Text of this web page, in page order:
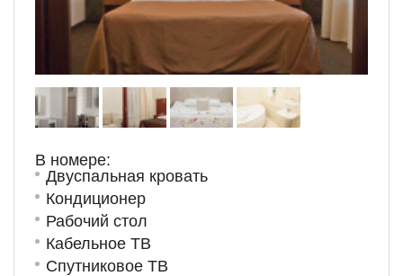
В номере:
Двуспальная кровать
Кондиционер
Рабочий стол
Кабельное ТВ
Спутниковое ТВ